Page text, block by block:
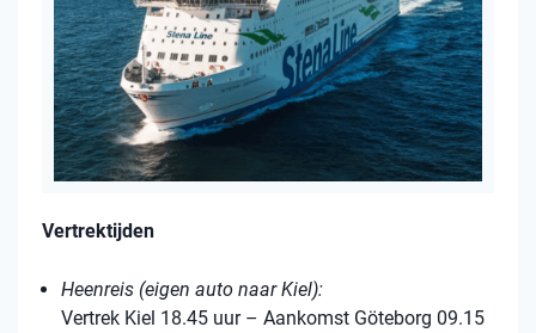
Vertrektijden
Heenreis (eigen auto naar Kiel):
Vertrek Kiel 18.45 uur – Aankomst Göteborg 09.15